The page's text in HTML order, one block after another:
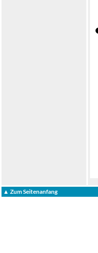
▲ Zum Seitenanfang